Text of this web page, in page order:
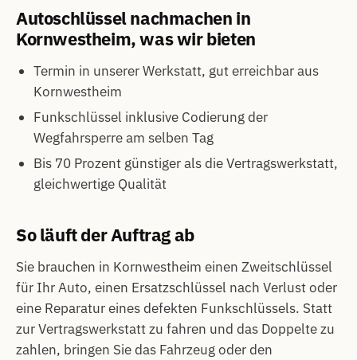
Autoschlüssel nachmachen in
Kornwestheim, was wir bieten
Termin in unserer Werkstatt, gut erreichbar aus
Kornwestheim
Funkschlüssel inklusive Codierung der
Wegfahrsperre am selben Tag
Bis 70 Prozent günstiger als die Vertragswerkstatt,
gleichwertige Qualität
So läuft der Auftrag ab
Sie brauchen in Kornwestheim einen Zweitschlüssel
für Ihr Auto, einen Ersatzschlüssel nach Verlust oder
eine Reparatur eines defekten Funkschlüssels. Statt
zur Vertragswerkstatt zu fahren und das Doppelte zu
zahlen, bringen Sie das Fahrzeug oder den